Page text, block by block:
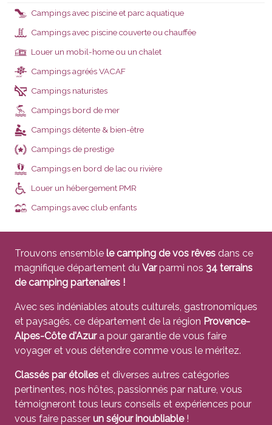
Campings avec piscine et parc aquatique
Campings avec piscine couverte ou chauffée
Louer un mobil-home ou un chalet
VACAF
Campings agréés VACAF
Campings naturistes
Campings bord de mer
Campings détente & bien-être
Campings de prestige
Campings en bord de lac ou rivière
Louer un hébergement PMR
Campings avec club enfants
Trouvons ensemble le camping de vos rêves dans ce
magnifique département du Varparmi nos 34 terrains
de camping partenaires !
Avec ses indéniables atouts culturels, gastronomiques
et paysagés, ce département de la région Provence-
Alpes-Côte d'Azura pour garantie de vous faire
voyager et vous détendre comme vous le méritez.
Classés par étoiles et diverses autres catégories
pertinentes, nos hôtes, passionnés par nature, vous
témoigneront tous leurs conseils et expériences pour
vous faire passer un séjour inoubliable!